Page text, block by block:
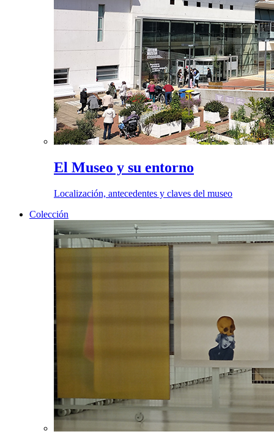
El Museo y su entorno
Localización, antecedentes y claves del museo
Colección